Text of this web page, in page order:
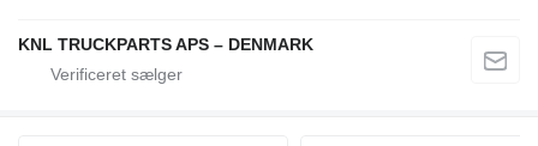
KNL TRUCKPARTS APS – DENMARK